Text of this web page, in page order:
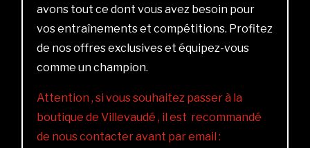
avons tout ce dont vous avez besoin pour
vos entraînements et compétitions. Profitez
de nos offres exclusives et équipez-vous
comme un champion.
Attention , si vous souhaitez passer à la
boutique de Villevaudé , il est recommandé
de nous contacter avant par email :